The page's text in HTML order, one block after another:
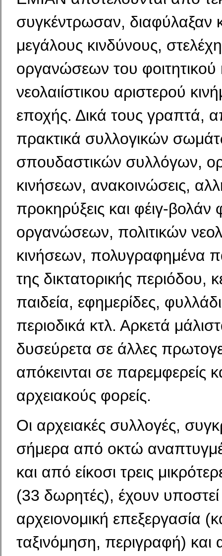
συγκέντρωσαν, διαφύλαξαν
μεγάλους κινδύνους,
οργανώσεων του φοιτητικού
νεολαιίστικου αριστερού
εποχής. Δικά τους γραπτά,
πρακτικά συλλογικών
σπουδαστικών συλλόγων,
κινήσεων, ανακοινώσεις,
προκηρύξεις και φέιγ-βολάν
οργανώσεων, πολιτικών
κινήσεων, πολυγραφημένα
της δικτατορικής περιόδου,
παιδεία, εφημερίδες,
περιοδικά κτλ. Αρκετά
δυσεύρετα σε άλλες
απόκεινται σε παρεμφερείς
αρχειακούς φορείς.
Οι αρχειακές συλλογές,
σήμερα από οκτώ
και από είκοσι τρεις
(33 δωρητές), έχουν
αρχειονομική επεξεργασία
ταξινόμηση, περιγραφή) και